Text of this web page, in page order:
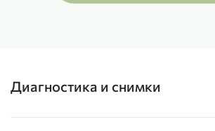
Диагностика и снимки